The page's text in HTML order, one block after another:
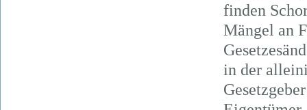
finden
Mängel an
in der